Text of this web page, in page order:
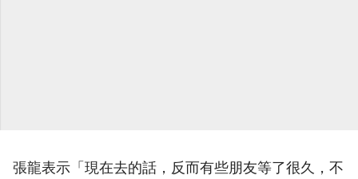
張龍表示「現在去的話，反而有些朋友等了很久，不